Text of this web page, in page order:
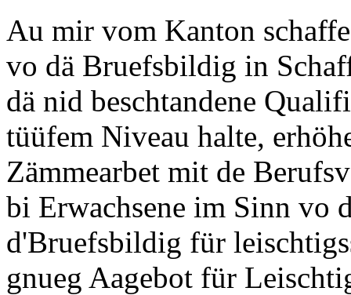
Au mir vom Kanton
vo dä Bruefsbildig in
dä nid beschtandene
tüüfem Niveau halte,
Zämmearbet mit de
bi Erwachsene im Sinn vo
d'Bruefsbildig für
gnueg Aagebot für